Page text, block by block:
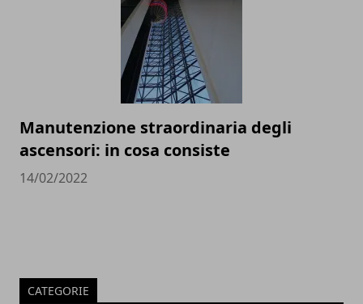
Manutenzione straordinaria degli
ascensori: in cosa consiste
14/02/2022
CATEGORIE